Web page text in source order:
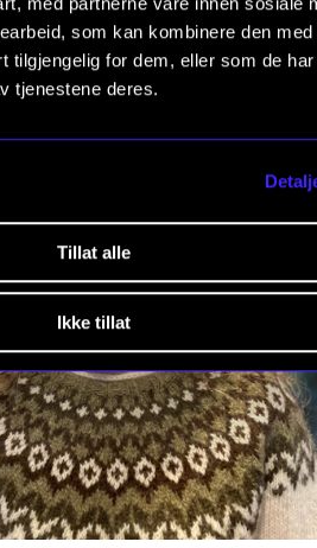
som kan kombinere den med
tilgjengelig for dem, eller som de
tjenestene deres.
Tillat alle
Ikke tillat